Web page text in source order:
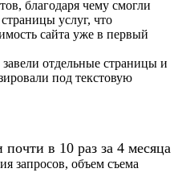
благодаря чему смогли
услуг, что
сайта уже в первый
отдельные страницы и
под текстовую
в 10 раз за 4 месяца
запросов, объем съема